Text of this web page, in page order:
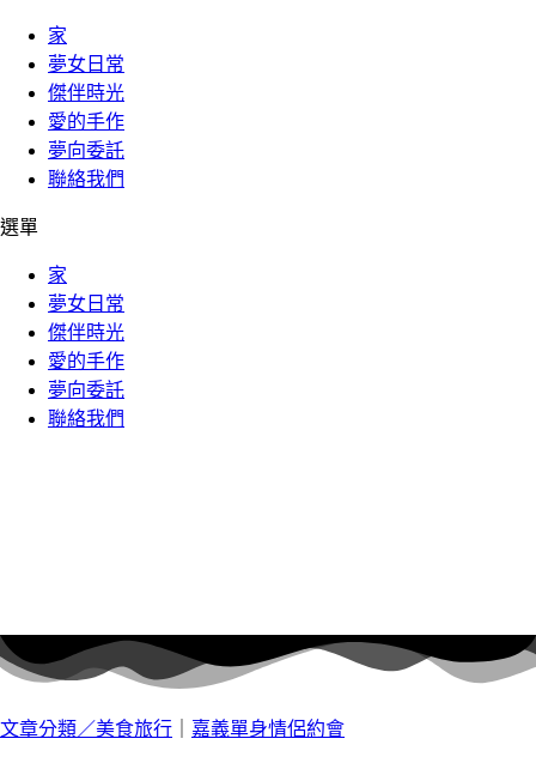
家
夢女日常
傑伴時光
愛的手作
夢向委託
聯絡我們
選單
家
夢女日常
傑伴時光
愛的手作
夢向委託
聯絡我們
文章分類／美食旅行 嘉義單身情侶約會